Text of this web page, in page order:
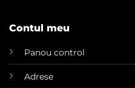
Contul meu
Panou control
Adrese